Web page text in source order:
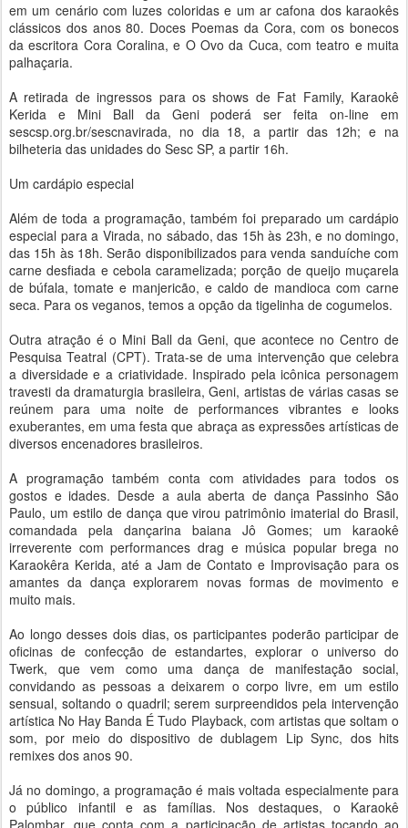
em um cenário com luzes coloridas e um ar cafona dos karaokês
clássicos dos anos 80. Doces Poemas da Cora, com os bonecos
da escritora Cora Coralina, e O Ovo da Cuca, com teatro e muita
palhaçaria.
A retirada de ingressos para os shows de Fat Family, Karaokê
Kerida e Mini Ball da Geni poderá ser feita on-line em
sescsp.org.br/sescnavirada, no dia 18, a partir das 12h; e na
bilheteria das unidades do Sesc SP, a partir 16h.
Um cardápio especial
Além de toda a programação, também foi preparado um cardápio
especial para a Virada, no sábado, das 15h às 23h, e no domingo,
das 15h às 18h. Serão disponibilizados para venda sanduíche com
carne desfiada e cebola caramelizada; porção de queijo muçarela
de búfala, tomate e manjericão, e caldo de mandioca com carne
seca. Para os veganos, temos a opção da tigelinha de cogumelos.
Outra atração é o Mini Ball da Geni, que acontece no Centro de
Pesquisa Teatral (CPT). Trata-se de uma intervenção que celebra
a diversidade e a criatividade. Inspirado pela icônica personagem
travesti da dramaturgia brasileira, Geni, artistas de várias casas se
reúnem para uma noite de performances vibrantes e looks
exuberantes, em uma festa que abraça as expressões artísticas de
diversos encenadores brasileiros.
A programação também conta com atividades para todos os
gostos e idades. Desde a aula aberta de dança Passinho São
Paulo, um estilo de dança que virou patrimônio imaterial do Brasil,
comandada pela dançarina baiana Jô Gomes; um karaokê
irreverente com performances drag e música popular brega no
Karaokêra Kerida, até a Jam de Contato e Improvisação para os
amantes da dança explorarem novas formas de movimento e
muito mais.
Ao longo desses dois dias, os participantes poderão participar de
oficinas de confecção de estandartes, explorar o universo do
Twerk, que vem como uma dança de manifestação social,
convidando as pessoas a deixarem o corpo livre, em um estilo
sensual, soltando o quadril; serem surpreendidos pela intervenção
artística No Hay Banda É Tudo Playback, com artistas que soltam o
som, por meio do dispositivo de dublagem Lip Sync, dos hits
remixes dos anos 90.
Já no domingo, a programação é mais voltada especialmente para
o público infantil e as famílias. Nos destaques, o Karaokê
Palombar, que conta com a participação de artistas tocando ao